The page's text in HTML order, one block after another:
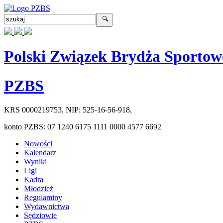
Polski Związek Brydża
PZBS
KRS 0000219753, NIP: 525-16-56-918,
konto PZBS: 07 1240 6175 1111 0000 4577 6692
Nowości
Kalendarz
Wyniki
Ligi
Kadra
Młodzież
Regulaminy
Wydawnictwa
Sędziowie